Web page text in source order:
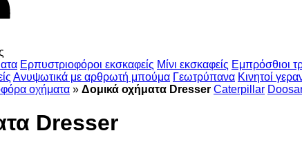
Ερπυστριοφόροι εκσκαφείς Μίνι εκσκαφείς Εμπρόσθιοι
Ανυψωτικά με αρθρωτή μπούμα Γεωτρύπανα Κινητοί
οχήματα » Δομικά οχήματα Dresser Caterpillar
Dresser